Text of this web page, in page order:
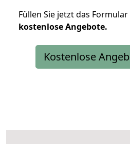
Füllen Sie jetzt das
kostenloseAngebote.
Kostenlose